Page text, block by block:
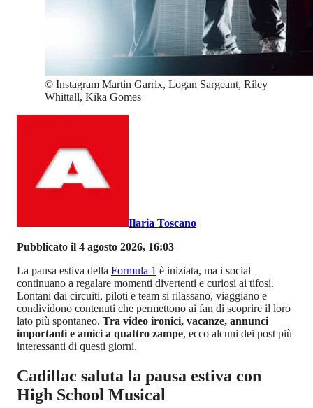
© Instagram Martin Garrix, Logan Sargeant, Riley
Whittall, Kika Gomes
Ilaria Toscano
Pubblicato il 4 agosto 2026, 16:03
La pausa estiva della Formula 1 è iniziata, ma i social
continuano a regalare momenti divertenti e curiosi ai tifosi.
Lontani dai circuiti, piloti e team si rilassano, viaggiano e
condividono contenuti che permettono ai fan di scoprire il loro
lato più spontaneo. Tra video ironici, vacanze, annunci
importanti e amici a quattro zampe, ecco alcuni dei post più
interessanti di questi giorni.
Cadillac saluta la pausa estiva con
High School Musical